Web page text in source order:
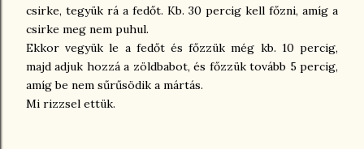
csirke, tegyük rá a fedőt. Kb. 30 percig kell főzni, amíg a
csirke meg nem puhul.
Ekkor vegyük le a fedőt és főzzük még kb. 10 percig,
majd adjuk hozzá a zöldbabot, és főzzük tovább 5 percig,
amíg be nem sűrűsödik a mártás.
Mi rizzsel ettük.